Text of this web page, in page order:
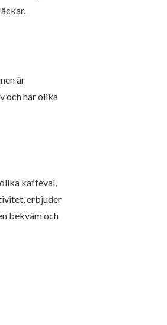
är
och har olika
kaffeval,
erbjuder
bekväm och